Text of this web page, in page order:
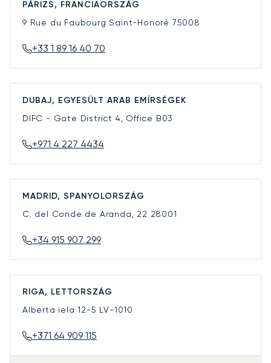
PÁRIZS, FRANCIAORSZÁG
9 Rue du Faubourg Saint-Honoré 75008
+33 1 89 16 40 70
DUBAJ, EGYESÜLT ARAB EMÍRSÉGEK
DIFC - Gate District 4, Office B03
+971 4 227 4434
MADRID, SPANYOLORSZÁG
C. del Conde de Aranda, 22 28001
+34 915 907 299
RIGA, LETTORSZÁG
Alberta iela 12-5 LV-1010
+371 64 909 115